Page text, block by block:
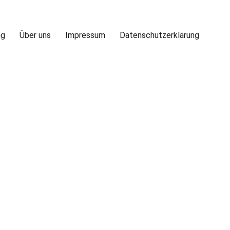
Über uns Impressum Datenschutzerklärung